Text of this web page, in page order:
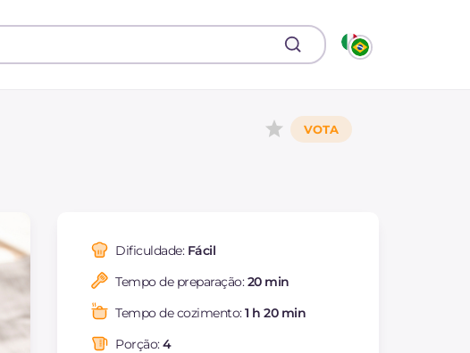
Dificuldade: Fácil
Tempo de preparação:20 min
Tempo de cozimento:1 h 20 min
Porção:4